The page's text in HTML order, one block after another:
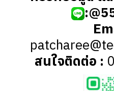
สนใจติดต่อ :